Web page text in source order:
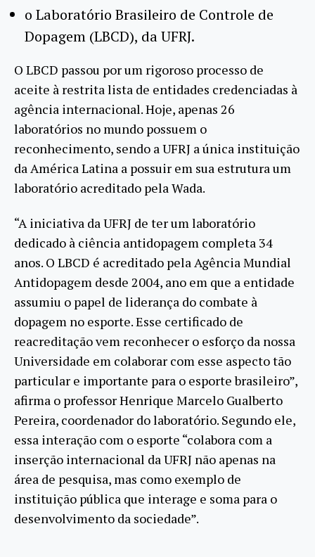
o Laboratório Brasileiro de Controle de
Dopagem (LBCD), da UFRJ.
O LBCD passou por um rigoroso processo de
aceite à restrita lista de entidades credenciadas à
agência internacional. Hoje, apenas 26
laboratórios no mundo possuem o
reconhecimento, sendo a UFRJ a única instituição
da América Latina a possuir em sua estrutura um
laboratório acreditado pela Wada.
“A iniciativa da UFRJ de ter um laboratório
dedicado à ciência antidopagem completa 34
anos. O LBCD é acreditado pela Agência Mundial
Antidopagem desde 2004, ano em que a entidade
assumiu o papel de liderança do combate à
dopagem no esporte. Esse certificado de
reacreditação vem reconhecer o esforço da nossa
Universidade em colaborar com esse aspecto tão
particular e importante para o esporte brasileiro”,
afirma o professor Henrique Marcelo Gualberto
Pereira, coordenador do laboratório. Segundo ele,
essa interação com o esporte “colabora com a
inserção internacional da UFRJ não apenas na
área de pesquisa, mas como exemplo de
instituição pública que interage e soma para o
desenvolvimento da sociedade”.